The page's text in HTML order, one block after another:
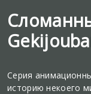
Серия
историю некоего